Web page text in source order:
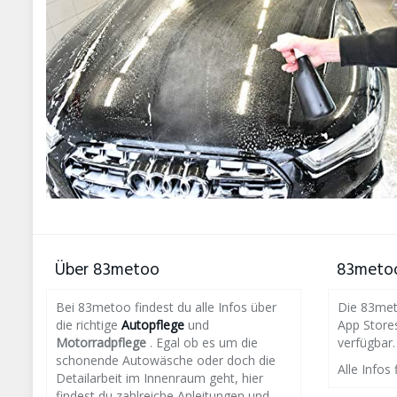
Über 83metoo
Bei 83metoo findest du alle Infos über
die richtige Autopflege und
Motorradpflege . Egal ob es um die
schonende Autowäsche oder doch die
Detailarbeit im Innenraum geht, hier
Die
App
verfügbar.
Alle Infos